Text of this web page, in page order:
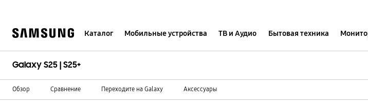
Каталог Мобильные устройства ТВ и Аудио Бытовая техника
Galaxy S25 | S25+
Обзор Сравнение Переходите на Galaxy Аксессуары